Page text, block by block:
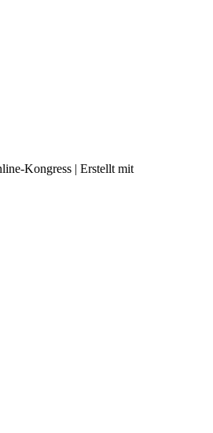
Kongress | Erstellt mit